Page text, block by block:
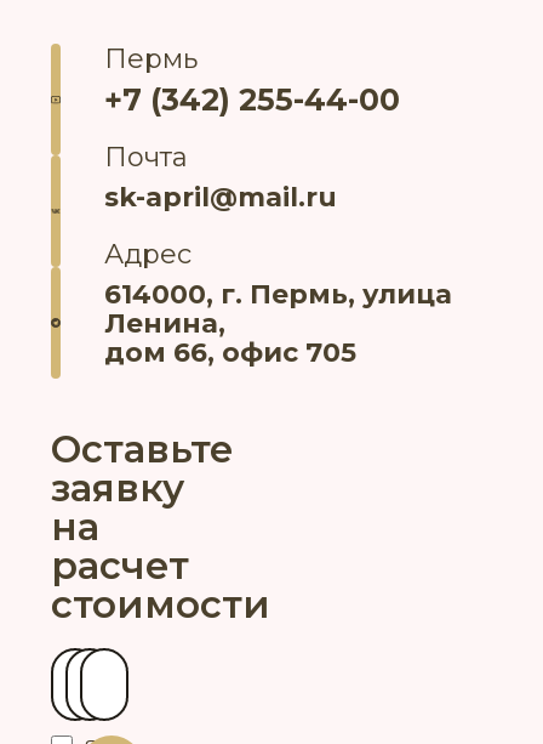
Оставьте
заявку
на
расчет
стоимости
Ваше имя
Контактный телефон
Ваш город
Пермь
+7 (342) 255-44-00
Почта
sk-april@mail.ru
Адрес
614000, г. Пермь, улица
Ленина,
дом 66, офис 705